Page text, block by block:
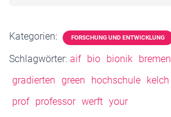
Kategorien: FORSCHUNG UND ENTWICKLUNG
Schlagwörter: aif bio bionik bremen
gradierten green hochschule kelch
prof professor werft your